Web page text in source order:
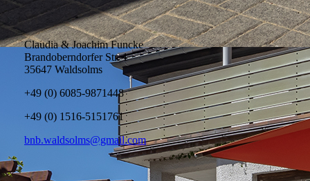
Claudia & Joachim Funcke
Brandoberndorfer Str. 1
35647 Waldsolms
+49 (0) 6085-9871448
+49 (0) 1516-5151761
bnb.waldsolms@gmail.com